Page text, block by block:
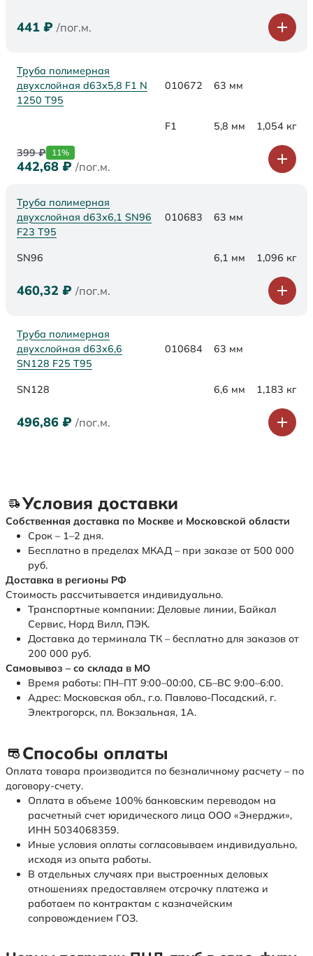
441 ₽ /пог.м.
Труба полимерная
двухслойная d63x5,8 F1 N
1250 Т95
010672 63 мм
F1 5,8 мм 1,054 кг
399₽ 11%
442,68 ₽ /пог.м.
Труба полимерная
двухслойная d63х6,1 SN96
F23 Т95
010683 63 мм
SN96 6,1 мм 1,096 кг
460,32 ₽ /пог.м.
Труба полимерная
двухслойная d63х6,6
SN128 F25 Т95
010684 63 мм
SN128 6,6 мм 1,183 кг
496,86 ₽ /пог.м.
Условия доставки
Собственная доставка по Москве и Московской области
Срок – 1–2 дня.
Бесплатно в пределах МКАД – при заказе от 500 000
руб.
Доставка в регионы РФ
Стоимость рассчитывается индивидуально.
Транспортные компании: Деловые линии, Байкал
Сервис, Норд Вилл, ПЭК.
Доставка до терминала ТК – бесплатно для заказов от
200 000 руб.
Самовывоз – со склада в МО
Время работы: ПН–ПТ 9:00–00:00, СБ–ВС 9:00–6:00.
Адрес: Московская обл., г.о. Павлово-Посадский, г.
Электрогорск, пл. Вокзальная, 1А.
Способы оплаты
Оплата товара производится по безналичному расчету – по
договору-счету.
Оплата в объеме 100% банковским переводом на
расчетный счет юридического лица ООО «Энерджи»,
ИНН 5034068359.
Иные условия оплаты согласовываем индивидуально,
исходя из опыта работы.
В отдельных случаях при выстроенных деловых
отношениях предоставляем отсрочку платежа и
работаем по контрактам с казначейским
сопровождением ГОЗ.